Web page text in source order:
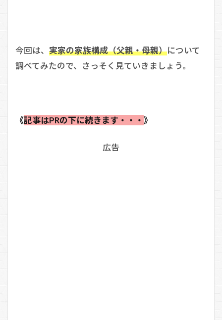
今回は、 実家の家族構成（父親・母親）について
調べてみたので、さっそく見ていきましょう。
《記事はPRの下に続きます・・・ 》
広告